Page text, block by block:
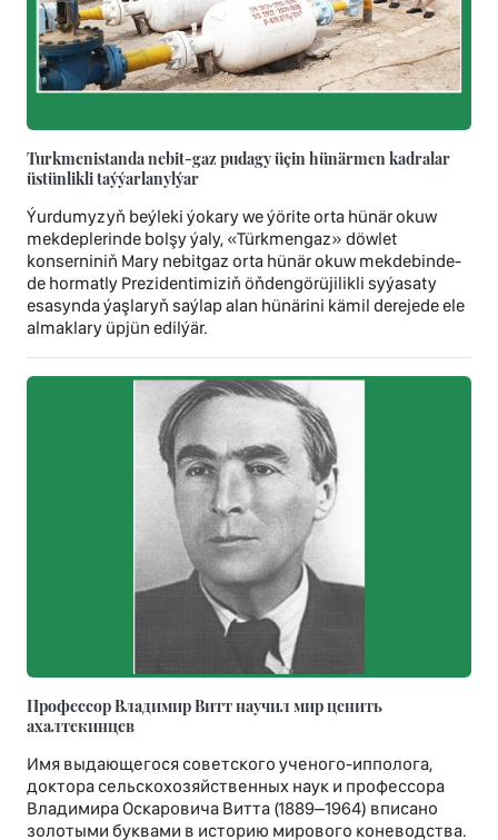
Turkmenistanda nebit-gaz pudagy üçin hünärmen kadralar
üstünlikli taýýarlanylýar
Ýurdumyzyň beýleki ýokary we ýörite orta hünär okuw
mekdeplerinde bolşy ýaly, «Türkmengaz» döwlet
konserniniň Mary nebitgaz orta hünär okuw mekdebinde-
de hormatly Prezidentimiziň öňdengörüjilikli syýasaty
esasynda ýaşlaryň saýlap alan hünärini kämil derejede ele
almaklary üpjün edilýär.
Профессор Владимир Витт научил мир ценить
ахалтекинцев
Имя выдающегося советского ученого-ипполога,
доктора сельскохозяйственных наук и профессора
Владимира Оскаровича Витта (1889–1964) вписано
золотыми буквами в историю мирового коневодства.